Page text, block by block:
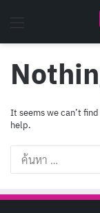
It seems we can’t
help.